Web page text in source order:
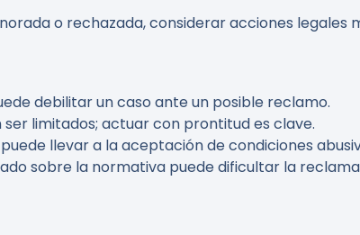
o rechazada, considerar acciones legales
debilitar un caso ante un posible reclamo.
limitados; actuar con prontitud es clave.
llevar a la aceptación de condiciones
sobre la normativa puede dificultar la